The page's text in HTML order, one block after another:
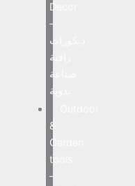
Decor
–
ديكورات
راقية
صناعة
يدوية
&
Garden
tools
–